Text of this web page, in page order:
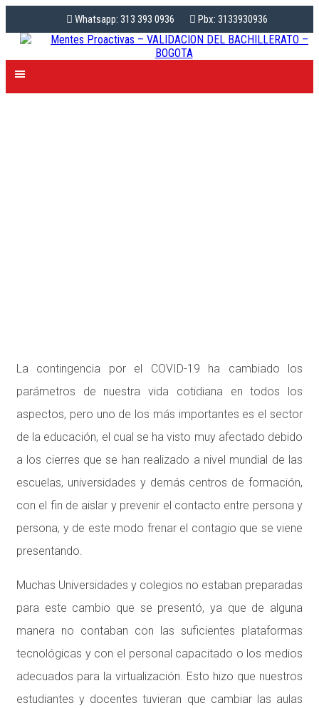
Whatsapp: 313 393 0936 Pbx: 3133930936
La contingencia por el COVID-19 ha cambiado los
parámetros de nuestra vida cotidiana en todos los
aspectos, pero uno de los más importantes es el sector
de la educación, el cual se ha visto muy afectado debido
a los cierres que se han realizado a nivel mundial de las
escuelas, universidades y demás centros de formación,
con el fin de aislar y prevenir el contacto entre persona y
persona, y de este modo frenar el contagio que se viene
presentando.
Muchas Universidades y colegios no estaban preparadas
para este cambio que se presentó, ya que de alguna
manera no contaban con las suficientes plataformas
tecnológicas y con el personal capacitado o los medios
adecuados para la virtualización. Esto hizo que nuestros
estudiantes y docentes tuvieran que cambiar las aulas